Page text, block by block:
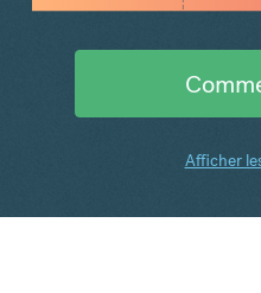
Afficher